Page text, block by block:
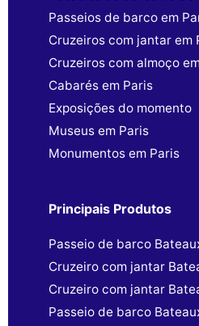
Passeios de barco em
Cruzeiros com jantar em
Cruzeiros com almoço
Cabarés em Paris
Exposições do momento
Museus em Paris
Monumentos em Paris
Principais Produtos
Passeio de barco
Cruzeiro com jantar
Cruzeiro com jantar
Passeio de barco